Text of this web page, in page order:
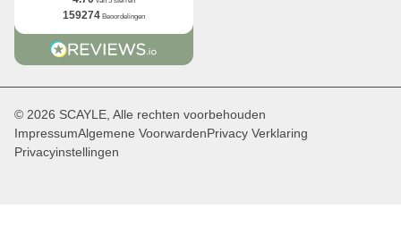
159274 Beoordelingen
© 2026 SCAYLE, Alle rechten voorbehouden
ImpressumAlgemene VoorwardenPrivacy Verklaring
Privacyinstellingen